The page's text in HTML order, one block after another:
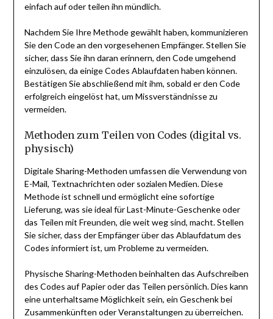
einfach auf oder teilen ihn mündlich.
Nachdem Sie Ihre Methode gewählt haben, kommunizieren
Sie den Code an den vorgesehenen Empfänger. Stellen Sie
sicher, dass Sie ihn daran erinnern, den Code umgehend
einzulösen, da einige Codes Ablaufdaten haben können.
Bestätigen Sie abschließend mit ihm, sobald er den Code
erfolgreich eingelöst hat, um Missverständnisse zu
vermeiden.
Methoden zum Teilen von Codes (digital vs.
physisch)
Digitale Sharing-Methoden umfassen die Verwendung von
E-Mail, Textnachrichten oder sozialen Medien. Diese
Methode ist schnell und ermöglicht eine sofortige
Lieferung, was sie ideal für Last-Minute-Geschenke oder
das Teilen mit Freunden, die weit weg sind, macht. Stellen
Sie sicher, dass der Empfänger über das Ablaufdatum des
Codes informiert ist, um Probleme zu vermeiden.
Physische Sharing-Methoden beinhalten das Aufschreiben
des Codes auf Papier oder das Teilen persönlich. Dies kann
eine unterhaltsame Möglichkeit sein, ein Geschenk bei
Zusammenkünften oder Veranstaltungen zu überreichen.